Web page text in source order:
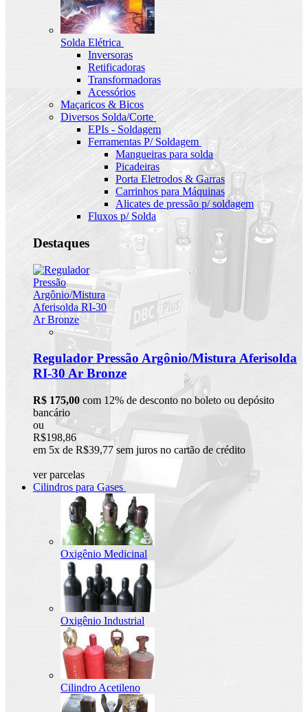
Solda Elétrica
Inversoras
Retificadoras
Transformadoras
Acessórios
Maçaricos & Bicos
Diversos Solda/Corte
EPIs - Soldagem
Ferramentas P/ Soldagem
Mangueiras para solda
Picadeiras
Porta Eletrodos & Garras
Carrinhos para Máquinas
Alicates de pressão p/ soldagem
Fluxos p/ Solda
Destaques
Regulador Pressão Argônio/Mistura Aferisolda
RI-30 Ar Bronze
R$ 175,00 com 12% de desconto no boleto ou depósito
bancário
ou
R$198,86
em 5x de R$39,77 sem juros no cartão de crédito
ver parcelas
Cilindros para Gases
Oxigênio Medicinal
Oxigênio Industrial
Cilindro Acetileno